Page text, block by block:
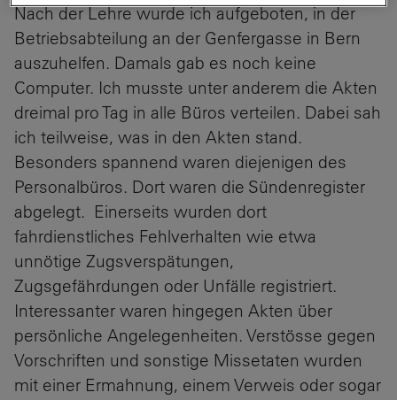
Nach der Lehre wurde ich aufgeboten, in der
Betriebsabteilung an der Genfergasse in Bern
auszuhelfen. Damals gab es noch keine
Computer. Ich musste unter anderem die Akten
dreimal pro Tag in alle Büros verteilen. Dabei sah
ich teilweise, was in den Akten stand.
Besonders spannend waren diejenigen des
Personalbüros. Dort waren die Sündenregister
abgelegt. Einerseits wurden dort
fahrdienstliches Fehlverhalten wie etwa
unnötige Zugsverspätungen,
Zugsgefährdungen oder Unfälle registriert.
Interessanter waren hingegen Akten über
persönliche Angelegenheiten. Verstösse gegen
Vorschriften und sonstige Missetaten wurden
mit einer Ermahnung, einem Verweis oder sogar